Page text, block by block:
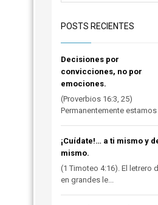
POSTS RECIENTES
Decisiones por
convicciones, no por
emociones.
(Proverbios 16:3, 25)
Permanentemente estamos
¡Cuídate!… a ti mismo y
mismo.
(1 Timoteo 4:16). El letrero
en grandes le...